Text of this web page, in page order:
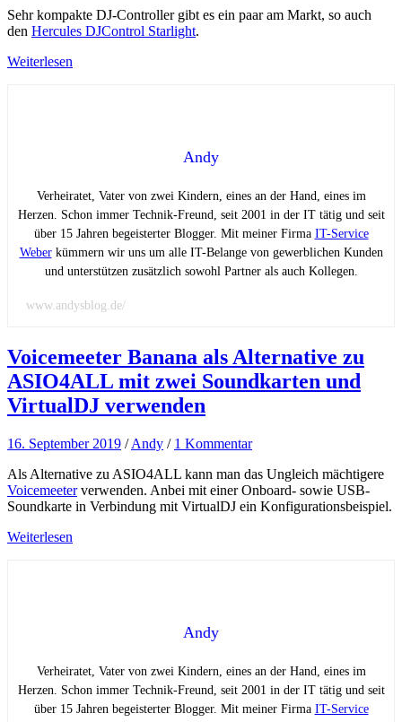
Sehr kompakte DJ-Controller gibt es ein paar am Markt, so auch
den Hercules DJControl Starlight.
Weiterlesen
Andy
Verheiratet, Vater von zwei Kindern, eines an der Hand, eines im
Herzen. Schon immer Technik-Freund, seit 2001 in der IT tätig und seit
über 15 Jahren begeisterter Blogger. Mit meiner Firma IT-Service
Weberkümmern wir uns um alle IT-Belange von gewerblichen Kunden
und unterstützen zusätzlich sowohl Partner als auch Kollegen.
www.andysblog.de/
Voicemeeter Banana als Alternative zu
ASIO4ALL mit zwei Soundkarten und
VirtualDJ verwenden
16. September 2019 /Andy / 1 Kommentar
Als Alternative zu ASIO4ALL kann man das Ungleich mächtigere
Voicemeeterverwenden. Anbei mit einer Onboard- sowie USB-
Soundkarte in Verbindung mit VirtualDJ ein Konfigurationsbeispiel.
Weiterlesen
Andy
Verheiratet, Vater von zwei Kindern, eines an der Hand, eines im
Herzen. Schon immer Technik-Freund, seit 2001 in der IT tätig und seit
über 15 Jahren begeisterter Blogger. Mit meiner Firma IT-Service